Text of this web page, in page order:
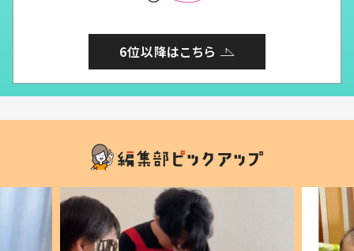
6位以降はこちら